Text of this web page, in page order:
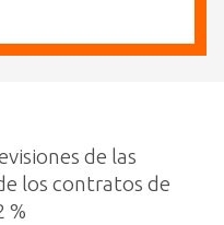
de las
los contratos de
%